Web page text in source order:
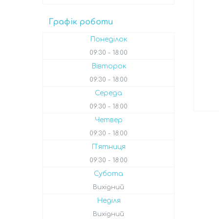
Графік роботи
Понеділок
09:30 18:00
Вівторок
09:30 18:00
Середа
09:30 18:00
Четвер
09:30 18:00
Пʼятниця
09:30 18:00
Субота
Вихідний
Неділя
Вихідний